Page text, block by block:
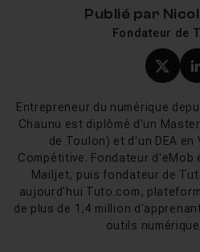
Publié par
Fondateur de
Entrepreneur du numérique
Chaunu est diplômé d'un
de Toulon) et d'un DEA
Compétitive. Fondateur
Mailjet, puis fondateur de
aujourd'hui Tuto.com,
de plus de 1,4 million
outils